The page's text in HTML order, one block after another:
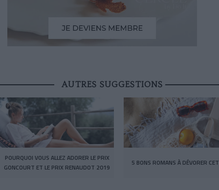
AUTRES SUGGESTIONS
POURQUOI VOUS ALLEZ ADORER LE PRIX
GONCOURT ET LE PRIX RENAUDOT 2019
5 BONS ROMANS À DÉVORER